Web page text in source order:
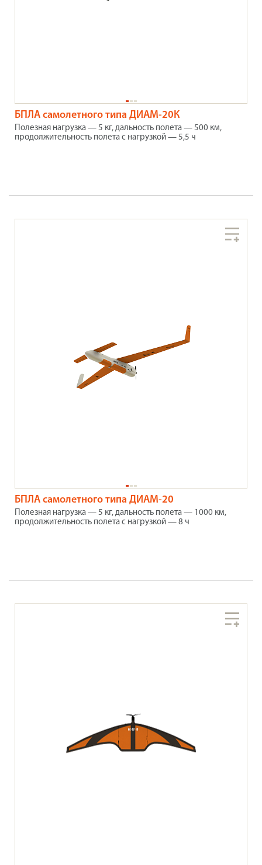
БПЛА самолетного типа ДИАМ-20К
Полезная нагрузка — 5 кг, дальность полета — 500 км,
продолжительность полета с нагрузкой — 5,5 ч
БПЛА самолетного типа ДИАМ-20
Полезная нагрузка — 5 кг, дальность полета — 1000 км,
продолжительность полета с нагрузкой — 8 ч